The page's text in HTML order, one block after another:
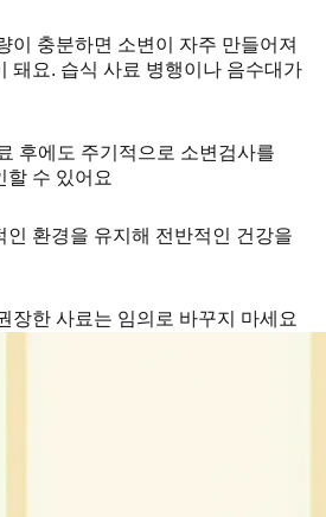
이 충분하면 소변이 자주 만들어져
돼요. 습식 사료 병행이나 음수대가
후에도 주기적으로 소변검사를
할 수 있어요
인 환경을 유지해 전반적인 건강을
장한 사료는 임의로 바꾸지 마세요